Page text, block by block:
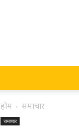
होम समाचार
समाचार